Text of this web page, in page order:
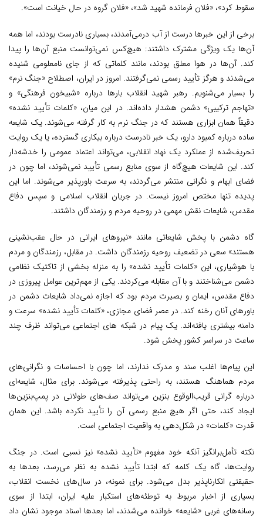
سقوط کرد»، «فلان فرمانده شهید شد»، «فلان گروه در حال خیانت است».
برخی از این خبر‌ها درست از آب درمی‌آمدند، بسیاری نادرست بودند، اما همه
آن‌ها یک ویژگی مشترک داشتند: هیچ‌کس نمی‌توانست منبع آن‌ها را پیدا
کند. آن‌ها در هوا معلق بودند، مانند کلماتی که از جای نامعلومی شنیده
می‌شدند و هرگز تأیید رسمی نمی‌گرفتند. امروز در ایران، اصطلاح «جنگ نرم»
را بسیار می‌شنویم. رهبر شهید انقلاب بارها درباره «شبیخون فرهنگی» و
«تهاجم ترکیبی» دشمن هشدار داده‌اند. در این میان، «کلمات تأیید نشده»
دقیقاً همان ابزاری هستند که در جنگ نرم به کار گرفته می‌شوند. یک شایعه
ساده درباره کمبود دارو، یک خبر نادرست درباره بیکاری گسترده، یا یک روایت
تحریف‌شده از عملکرد یک نهاد انقلابی، می‌تواند اعتماد عمومی را خدشه‌دار
کند. این شایعات هیچ‌گاه از سوی منابع رسمی تأیید نمی‌شوند، اما چون در
فضای ابهام و نگرانی منتشر می‌گردند، به سرعت باورپذیر می‌شوند. اما این
پدیده تنها مختص امروز نیست. در جریان انقلاب اسلامی و سپس دفاع
مقدس، شایعات نقش مهمی در روحیه مردم و رزمندگان داشتند.
گاه دشمن با پخش شایعاتی مانند «نیروهای ایرانی در حال عقب‌نشینی
هستند» سعی در تضعیف روحیه رزمندگان داشت. در مقابل، رزمندگان و مردم
با هوشیاری، این «کلمات تأیید نشده» را به منزله بخشی از تاکتیک نظامی
دشمن می‌شناختند و با آن مقابله می‌کردند. یکی از مهم‌ترین عوامل پیروزی در
دفاع مقدس، ایمان و بصیرت مردم بود که اجازه نمی‌داد شایعات دشمن در
باورهای آنان رخنه کند. در عصر فضای مجازی، «کلمات تأیید نشده» سرعت و
دامنه بیشتری یافته‌اند. یک پیام در شبکه های اجتماعی می‌تواند ظرف چند
ساعت در سراسر کشور پخش شود.
این پیام‌ها اغلب سند و مدرک ندارند، اما چون با احساسات و نگرانی‌های
مردم هماهنگ هستند، به راحتی پذیرفته می‌شوند. برای مثال، شایعه‌ای
درباره گرانی قریب‌الوقوع بنزین می‌تواند صف‌های طولانی در پمپ‌بنزین‌ها
ایجاد کند، حتی اگر هیچ منبع رسمی آن را تأیید نکرده باشد. این همان
قدرت «کلمات» در شکل‌دهی به واقعیت اجتماعی است.
نکته تأمل‌برانگیز آنکه خود مفهوم «تأیید نشده» نیز نسبی است. در جنگ
روایت‌ها، گاه یک کلمه که ابتدا تأیید نشده به نظر می‌رسد، بعدها به
حقیقتی انکارناپذیر بدل می‌شود. برای نمونه، در سال‌های نخست انقلاب،
بسیاری از اخبار مربوط به توطئه‌های استکبار علیه ایران، ابتدا از سوی
رسانه‌های غربی «شایعه» خوانده می‌شدند، اما بعدها اسناد موجود نشان داد